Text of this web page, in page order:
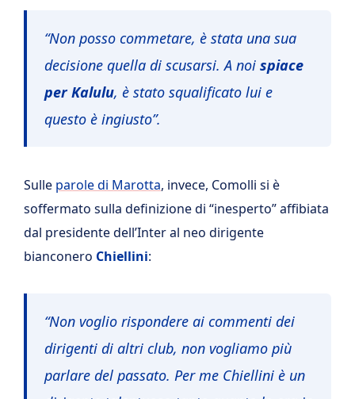
“Non posso commetare, è stata una sua
decisione quella di scusarsi. A noi spiace
per Kalulu, è stato squalificato lui e
questo è ingiusto”.
Sulle parole di Marotta, invece, Comolli si è
soffermato sulla definizione di “inesperto” affibiata
dal presidente dell’Inter al neo dirigente
bianconero Chiellini:
“Non voglio rispondere ai commenti dei
dirigenti di altri club, non vogliamo più
parlare del passato. Per me Chiellini è un